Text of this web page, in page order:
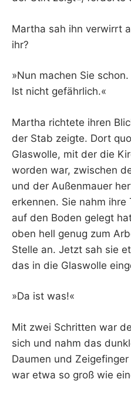
Martha sah ihn verwirrt
ihr?
»Nun machen Sie
Ist nicht gefährlich.«
Martha richtete ihren
der Stab zeigte. Dort
Glaswolle, mit der die
worden war, zwischen
und der Außenmauer
erkennen. Sie nahm
auf den Boden gelegt
oben hell genug zum
Stelle an. Jetzt sah sie
das in die Glaswolle
»Da ist was!«
Mit zwei Schritten war
sich und nahm das
Daumen und
war etwa so groß wie